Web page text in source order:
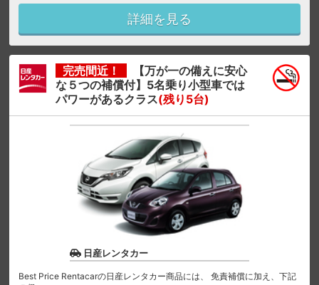
詳細を見る
完売間近！
【万が一の備えに安心
な５つの補償付】5名乗り小型車では
パワーがあるクラス(残り5台)
日産レンタカー
Best Price Rentacarの日産レンタカー商品には、 免責補償に加え、下記